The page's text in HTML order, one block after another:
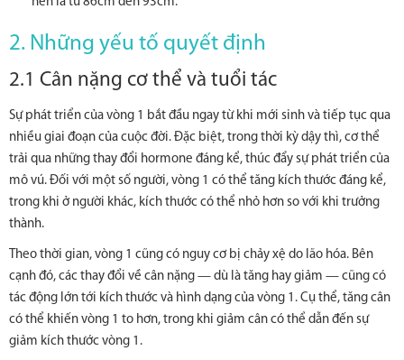
2. Những yếu tố quyết định
2.1 Cân nặng cơ thể và tuổi tác
Sự phát triển của vòng 1 bắt đầu ngay từ khi mới sinh và tiếp tục qua
nhiều giai đoạn của cuộc đời. Đặc biệt, trong thời kỳ dậy thì, cơ thể
trải qua những thay đổi hormone đáng kể, thúc đẩy sự phát triển của
mô vú. Đối với một số người, vòng 1 có thể tăng kích thước đáng kể,
trong khi ở người khác, kích thước có thể nhỏ hơn so với khi trưởng
thành.
Theo thời gian, vòng 1 cũng có nguy cơ bị chảy xệ do lão hóa. Bên
cạnh đó, các thay đổi về cân nặng — dù là tăng hay giảm — cũng có
tác động lớn tới kích thước và hình dạng của vòng 1. Cụ thể, tăng cân
có thể khiến vòng 1 to hơn, trong khi giảm cân có thể dẫn đến sự
giảm kích thước vòng 1.